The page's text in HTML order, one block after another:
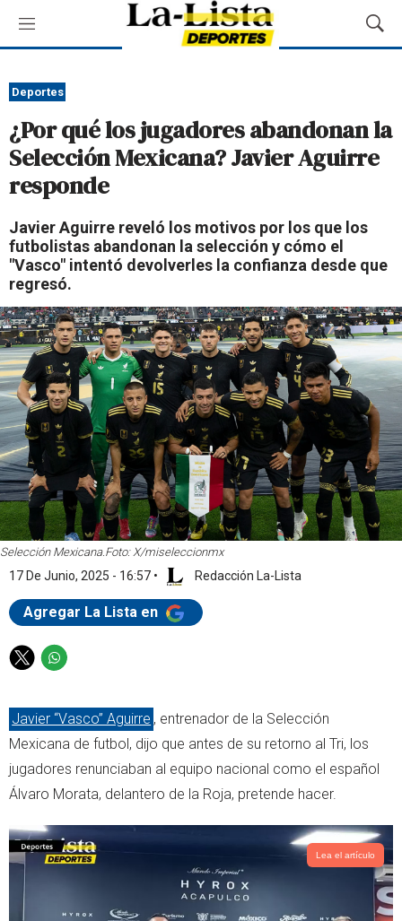
M
e
ú
M
o
a
r
B
e
d
Deportes
¿Por qué los jugadores abandonan la
Selección Mexicana? Javier Aguirre
responde
Javier Aguirre reveló los motivos por los que los
futbolistas abandonan la selección y cómo el
"Vasco" intentó devolverles la confianza desde que
regresó.
Selección Mexicana.Foto: X/miseleccionmx
17 De Junio, 2025 - 16:57 • Redacción La-Lista
Agregar La Lista en
T
i
t
t
r
W
a
t
s
p
p
Javier “Vasco” Aguirre , entrenador de la Selección
Mexicana de futbol, dijo que antes de su retorno al Tri, los
jugadores renunciaban al equipo nacional como el español
Álvaro Morata, delantero de la Roja, pretende hacer.
Lea el artículo